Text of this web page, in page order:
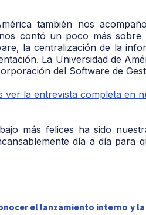
también nos
contó un poco más
la centralización de la
La Universidad de
del Software de
ver la entrevista completa en
más felices ha sido
día a día para
el lanzamiento interno y